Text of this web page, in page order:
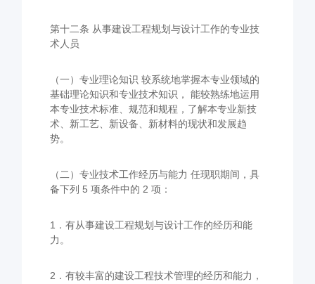
第十二条 从事建设工程规划与设计工作的专业技
术人员
（一）专业理论知识 较系统地掌握本专业领域的
基础理论知识和专业技术知识， 能较熟练地运用
本专业技术标准、规范和规程，了解本专业新技
术、新工艺、新设备、新材料的现状和发展趋
势。
（二）专业技术工作经历与能力 任现职期间，具
备下列 5 项条件中的 2 项：
1．有从事建设工程规划与设计工作的经历和能
力。
2．有较丰富的建设工程技术管理的经历和能力，